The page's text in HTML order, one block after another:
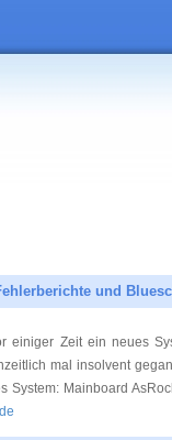
und
einiger Zeit ein neues
mal insolvent
System: Mainboard